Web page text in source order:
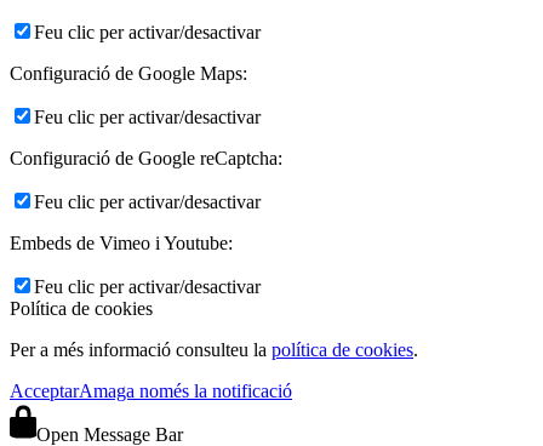
Feu clic per activar/desactivar
Configuració de Google Maps:
Feu clic per activar/desactivar
Configuració de Google reCaptcha:
Feu clic per activar/desactivar
Embeds de Vimeo i Youtube:
Feu clic per activar/desactivar
Política de cookies
Per a més informació consulteu la política de cookies.
AcceptarAmaga només la notificació
Open Message Bar